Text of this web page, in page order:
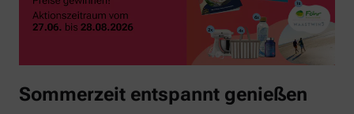
Sommerzeit entspannt genießen